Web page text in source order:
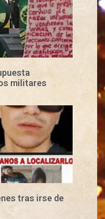
militares
tras irse de